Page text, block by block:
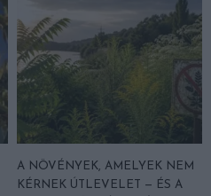
A NÖVÉNYEK, AMELYEK NEM
KÉRNEK ÚTLEVELET — ÉS A